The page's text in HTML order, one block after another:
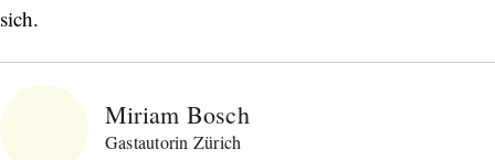
sich.
Miriam Bosch
Gastautorin Zürich